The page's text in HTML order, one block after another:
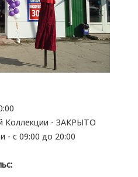
Коллекции - ЗАКРЫТО
- с 09:00 до 20:00